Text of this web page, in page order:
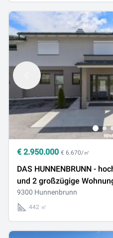
€ 2.950.000 € 6.670/㎡
DAS HUNNENBRUNN -
und 2 großzügige
9300 Hunnenbrunn
442 ㎡